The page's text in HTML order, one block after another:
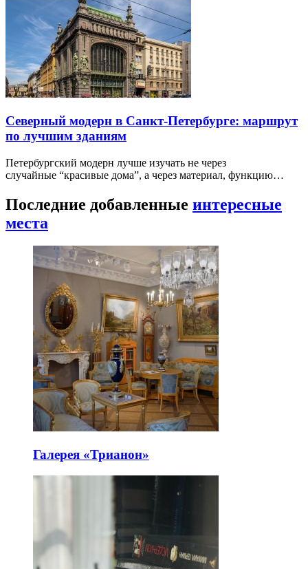
Северный модерн в Санкт-Петербурге: маршрут
по лучшим зданиям
Петербургский модерн лучше изучать не через
случайные “красивые дома”, а через материал, функцию…
Последние добавленные интересные
места
Галерея «Трианон»